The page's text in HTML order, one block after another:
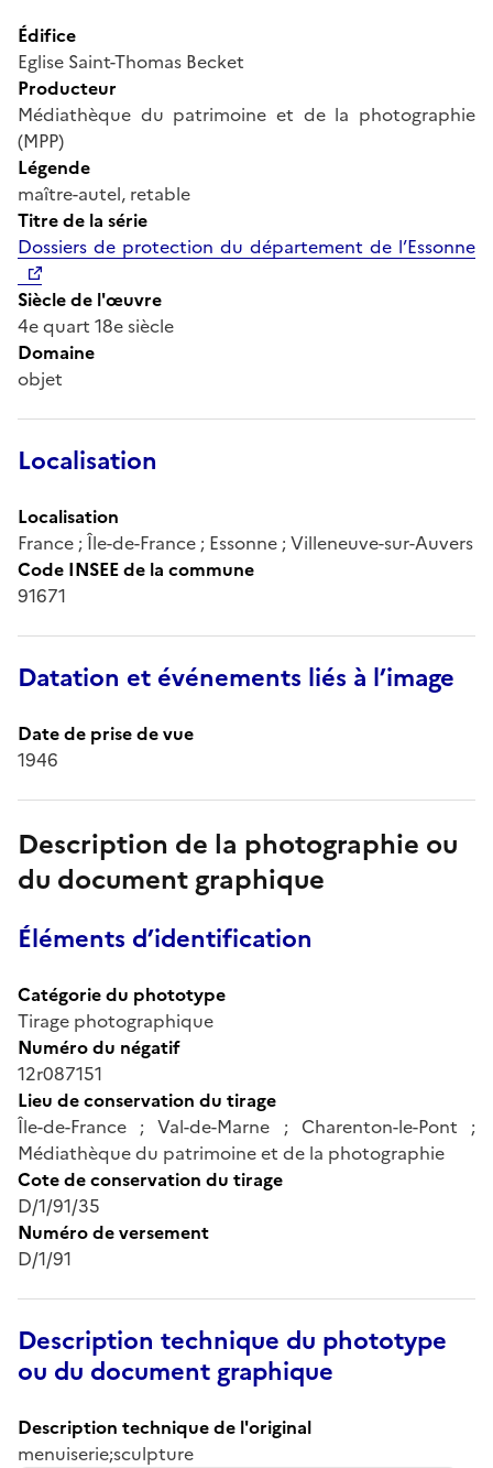
Édifice
Eglise Saint-Thomas Becket
Producteur
Médiathèque du patrimoine et de la photographie
(MPP)
Légende
maître-autel, retable
Titre de la série
Dossiers de protection du département de l’Essonne
Siècle de l'œuvre
4e quart 18e siècle
Domaine
objet
Localisation
Localisation
France ; Île-de-France ; Essonne ; Villeneuve-sur-Auvers
Code INSEE de la commune
91671
Datation et événements liés à l’image
Date de prise de vue
1946
Description de la photographie ou
du document graphique
Éléments d’identification
Catégorie du phototype
Tirage photographique
Numéro du négatif
12r087151
Lieu de conservation du tirage
Île-de-France ; Val-de-Marne ; Charenton-le-Pont ;
Médiathèque du patrimoine et de la photographie
Cote de conservation du tirage
D/1/91/35
Numéro de versement
D/1/91
Description technique du phototype
ou du document graphique
Description technique de l'original
menuiserie;sculpture